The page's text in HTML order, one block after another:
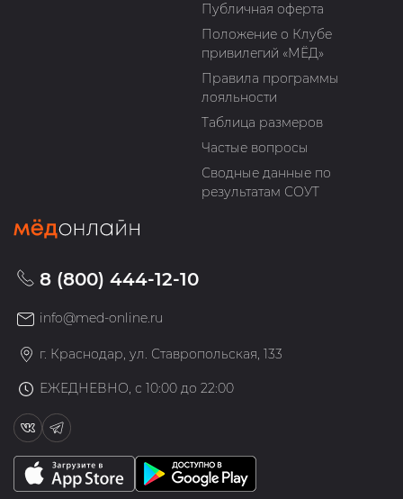
Публичная оферта
Положение о Клубе
привилегий «МЁД»
Правила программы
лояльности
Таблица размеров
Частые вопросы
Сводные данные по
результатам СОУТ
8 (800) 444-12-10
info@med-online.ru
г. Краснодар, ул. Ставропольская, 133
ЕЖЕДНЕВНО, с 10:00 до 22:00